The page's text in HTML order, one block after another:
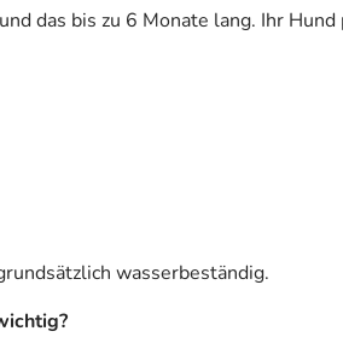
das bis zu 6 Monate lang. Ihr
wasserbeständig.